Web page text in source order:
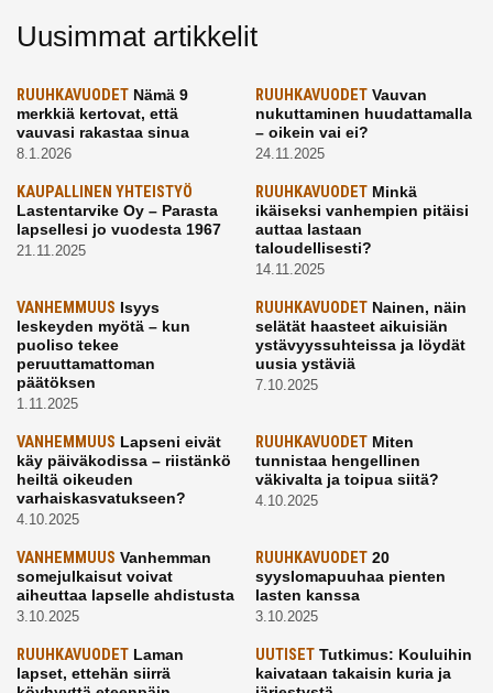
Uusimmat artikkelit
RUUHKAVUODET Nämä 9
merkkiä kertovat, että
vauvasi rakastaa sinua
8.1.2026
RUUHKAVUODETVauvan
nukuttaminen huudattamalla
– oikein vai ei?
24.11.2025
KAUPALLINEN YHTEISTYÖ
Lastentarvike Oy – Parasta
lapsellesi jo vuodesta 1967
21.11.2025
RUUHKAVUODETMinkä
ikäiseksi vanhempien pitäisi
auttaa lastaan
taloudellisesti?
14.11.2025
VANHEMMUUS Isyys
leskeyden myötä – kun
puoliso tekee
peruuttamattoman
päätöksen
1.11.2025
RUUHKAVUODETNainen, näin
selätät haasteet aikuisiän
ystävyyssuhteissa ja löydät
uusia ystäviä
7.10.2025
VANHEMMUUS Lapseni eivät
käy päiväkodissa – riistänkö
heiltä oikeuden
varhaiskasvatukseen?
4.10.2025
RUUHKAVUODETMiten
tunnistaa hengellinen
väkivalta ja toipua siitä?
4.10.2025
VANHEMMUUS Vanhemman
somejulkaisut voivat
aiheuttaa lapselle ahdistusta
3.10.2025
RUUHKAVUODET20
syyslomapuuhaa pienten
lasten kanssa
3.10.2025
RUUHKAVUODET Laman
lapset, ettehän siirrä
UUTISETTutkimus: Kouluihin
kaivataan takaisin kuria ja